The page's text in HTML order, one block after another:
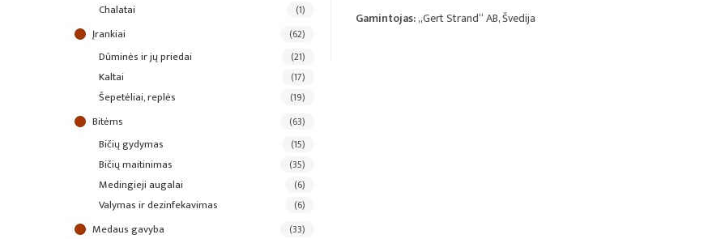
Gamintojas:„Gert Strand“ AB, Švedija
chalatai (1)
įrankiai (62)
dūminės ir jų priedai (21)
kaltai (17)
šepetėliai, replės (19)
bitėms (63)
bičių gydymas (15)
bičių maitinimas (35)
medingieji augalai (6)
valymas ir dezinfekavimas (6)
medaus gavyba (33)